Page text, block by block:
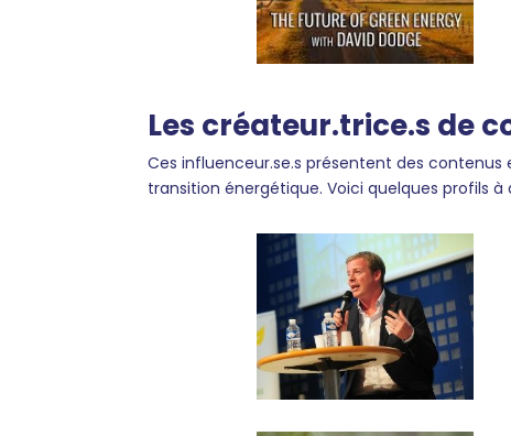
Les créateur.trice.s de
Ces influenceur.se.s présentent des contenus
transition énergétique. Voici quelques profils à